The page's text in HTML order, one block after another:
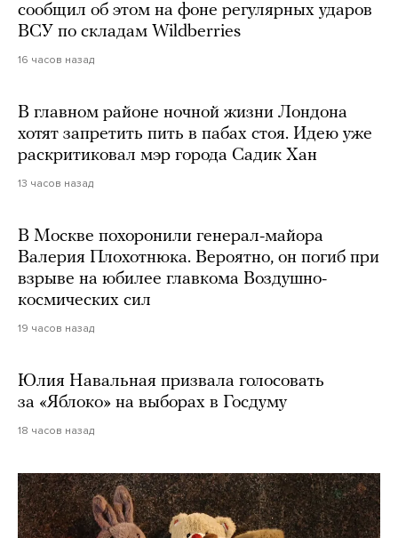
сообщил об этом на фоне регулярных ударов
ВСУ по складам Wildberries
16 часов назад
В главном районе ночной жизни Лондона
хотят запретить пить в пабах стоя. Идею уже
раскритиковал мэр города Садик Хан
13 часов назад
В Москве похоронили генерал-майора
Валерия Плохотнюка. Вероятно, он погиб при
взрыве на юбилее главкома Воздушно-
космических сил
19 часов назад
Юлия Навальная призвала голосовать
за «Яблоко» на выборах в Госдуму
18 часов назад